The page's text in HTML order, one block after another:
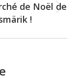
de Noël de
!